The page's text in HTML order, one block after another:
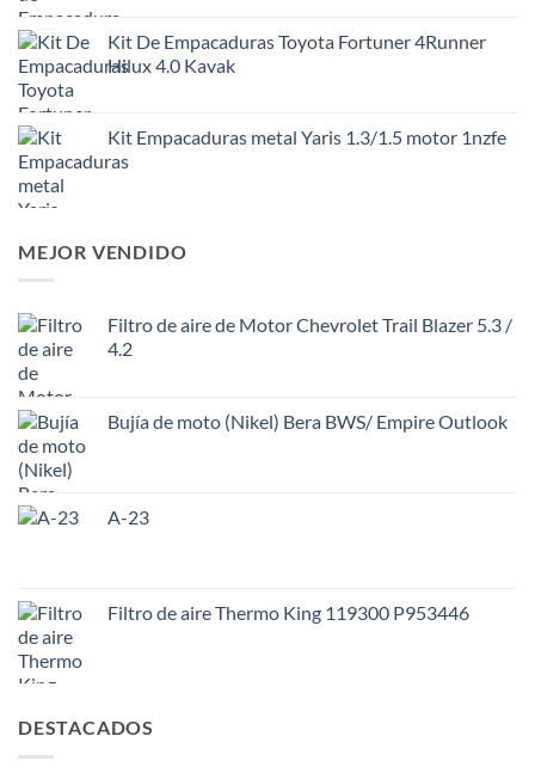
Kit De Empacaduras Toyota Fortuner 4Runner
Hilux 4.0 Kavak
Kit Empacaduras metal Yaris 1.3/1.5 motor 1nzfe
MEJOR VENDIDO
Filtro de aire de Motor Chevrolet Trail Blazer 5.3 /
4.2
Bujía de moto (Nikel) Bera BWS/ Empire Outlook
A-23
Filtro de aire Thermo King 119300 P953446
DESTACADOS